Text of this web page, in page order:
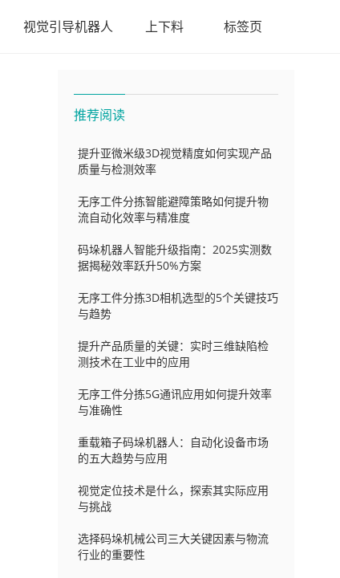
视觉引导机器人 上下料 标签页
推荐阅读
提升亚微米级3D视觉精度如何实现产品
质量与检测效率
无序工件分拣智能避障策略如何提升物
流自动化效率与精准度
码垛机器人智能升级指南：2025实测数
据揭秘效率跃升50%方案
无序工件分拣3D相机选型的5个关键技巧
与趋势
提升产品质量的关键：实时三维缺陷检
测技术在工业中的应用
无序工件分拣5G通讯应用如何提升效率
与准确性
重载箱子码垛机器人：自动化设备市场
的五大趋势与应用
视觉定位技术是什么，探索其实际应用
与挑战
选择码垛机械公司三大关键因素与物流
行业的重要性